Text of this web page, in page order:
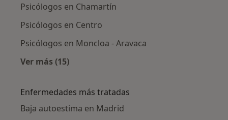
Psicólogos en Chamartín
Psicólogos en Centro
Psicólogos en Moncloa - Aravaca
Ver más (15)
Enfermedades más tratadas
Baja autoestima en Madrid